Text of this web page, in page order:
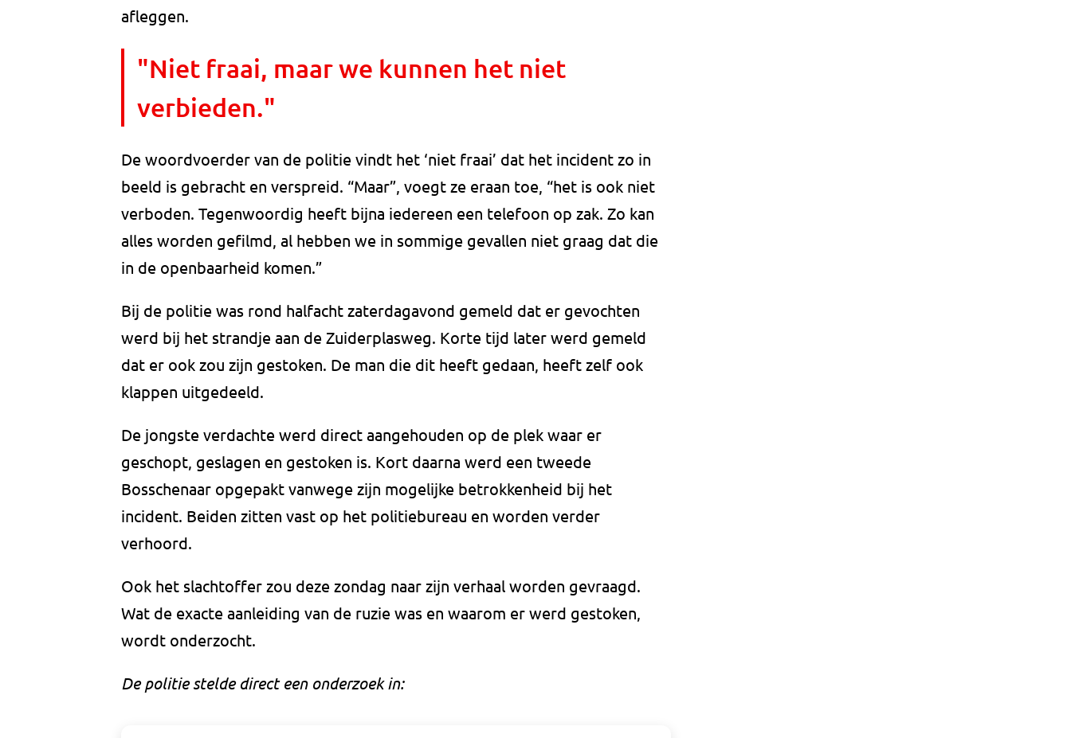
afleggen.
"Niet fraai, maar we kunnen het niet
verbieden."
De woordvoerder van de politie vindt het ‘niet fraai’ dat het incident zo in
beeld is gebracht en verspreid. “Maar”, voegt ze eraan toe, “het is ook niet
verboden. Tegenwoordig heeft bijna iedereen een telefoon op zak. Zo kan
alles worden gefilmd, al hebben we in sommige gevallen niet graag dat die
in de openbaarheid komen.”
Bij de politie was rond halfacht zaterdagavond gemeld dat er gevochten
werd bij het strandje aan de Zuiderplasweg. Korte tijd later werd gemeld
dat er ook zou zijn gestoken. De man die dit heeft gedaan, heeft zelf ook
klappen uitgedeeld.
De jongste verdachte werd direct aangehouden op de plek waar er
geschopt, geslagen en gestoken is. Kort daarna werd een tweede
Bosschenaar opgepakt vanwege zijn mogelijke betrokkenheid bij het
incident. Beiden zitten vast op het politiebureau en worden verder
verhoord.
Ook het slachtoffer zou deze zondag naar zijn verhaal worden gevraagd.
Wat de exacte aanleiding van de ruzie was en waarom er werd gestoken,
wordt onderzocht.
De politie stelde direct een onderzoek in: